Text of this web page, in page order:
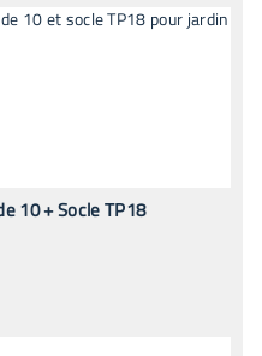
10 + Socle TP18